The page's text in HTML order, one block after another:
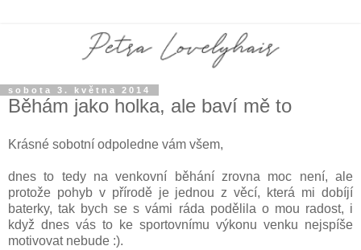
sobota 3. května 2014
Běhám jako holka, ale baví mě to
Krásné sobotní odpoledne vám všem,
dnes to tedy na venkovní běhání zrovna moc není, ale
protože pohyb v přírodě je jednou z věcí, která mi dobíjí
baterky, tak bych se s vámi ráda podělila o mou radost, i
když dnes vás to ke sportovnímu výkonu venku nejspíše
motivovat nebude :).